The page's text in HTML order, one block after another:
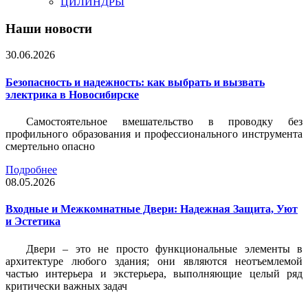
Наши новости
30.06.2026
Безопасность и надежность: как выбрать и вызвать
электрика в Новосибирске
Самостоятельное вмешательство в проводку без
профильного образования и профессионального инструмента
смертельно опасно
Подробнее
08.05.2026
Входные и Межкомнатные Двери: Надежная Защита, Уют
и Эстетика
Двери – это не просто функциональные элементы в
архитектуре любого здания; они являются неотъемлемой
частью интерьера и экстерьера, выполняющие целый ряд
критически важных задач